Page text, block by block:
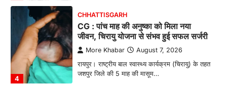
4
CHHATTISGARH
CG : पांच माह की अनुष्का को मिला नया
जीवन, चिरायु योजना से संभव हुई सफल सर्जरी
More Khabar August 7, 2026
रायपुर। राष्ट्रीय बाल स्वास्थ्य कार्यक्रम (चिरायु) के तहत
जशपुर जिले की 5 माह की मासूम…